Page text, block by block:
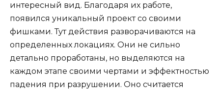
интересный вид. Благодаря их работе,
появился уникальный проект со своими
фишками. Тут действия разворачиваются на
определенных локациях. Они не сильно
детально проработаны, но выделяются на
каждом этапе своими чертами и эффектностью
падения при разрушении. Оно считается